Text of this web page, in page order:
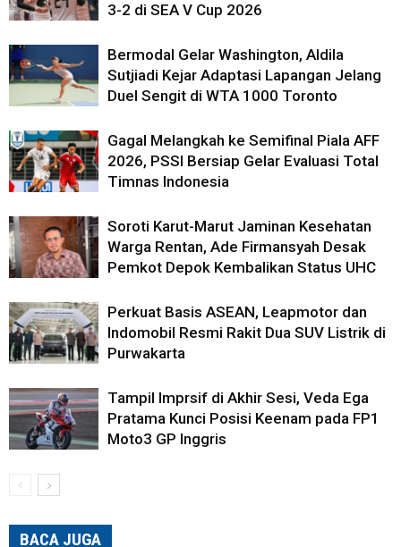
3-2 di SEA V Cup 2026
Bermodal Gelar Washington, Aldila
Sutjiadi Kejar Adaptasi Lapangan Jelang
Duel Sengit di WTA 1000 Toronto
Gagal Melangkah ke Semifinal Piala AFF
2026, PSSI Bersiap Gelar Evaluasi Total
Timnas Indonesia
Soroti Karut-Marut Jaminan Kesehatan
Warga Rentan, Ade Firmansyah Desak
Pemkot Depok Kembalikan Status UHC
Perkuat Basis ASEAN, Leapmotor dan
Indomobil Resmi Rakit Dua SUV Listrik di
Purwakarta
Tampil Imprsif di Akhir Sesi, Veda Ega
Pratama Kunci Posisi Keenam pada FP1
Moto3 GP Inggris
BACA JUGA